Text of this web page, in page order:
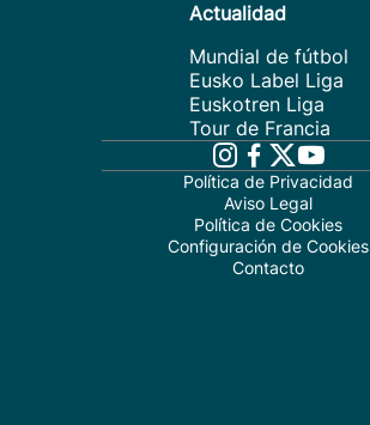
Actualidad
Mundial de fútbol
Eusko Label Liga
Euskotren Liga
Tour de Francia
Política de Privacidad
Aviso Legal
Política de Cookies
Configuración de Cookies
Contacto